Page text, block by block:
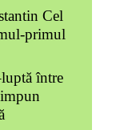
Cel
primul
între